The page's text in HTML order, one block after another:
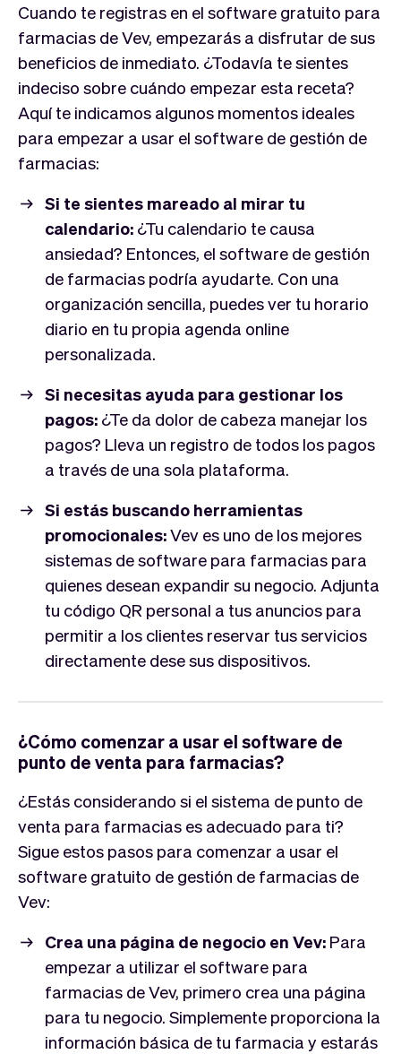
Cuando te registras en el software gratuito para
farmacias de Vev, empezarás a disfrutar de sus
beneficios de inmediato. ¿Todavía te sientes
indeciso sobre cuándo empezar esta receta?
Aquí te indicamos algunos momentos ideales
para empezar a usar el software de gestión de
farmacias:
Si te sientes mareado al mirar tu
calendario: ¿Tu calendario te causa
ansiedad? Entonces, el software de gestión
de farmacias podría ayudarte. Con una
organización sencilla, puedes ver tu horario
diario en tu propia agenda online
personalizada.
Si necesitas ayuda para gestionar los
pagos: ¿Te da dolor de cabeza manejar los
pagos? Lleva un registro de todos los pagos
a través de una sola plataforma.
Si estás buscando herramientas
promocionales:Vev es uno de los mejores
sistemas de software para farmacias para
quienes desean expandir su negocio. Adjunta
tu código QR personal a tus anuncios para
permitir a los clientes reservar tus servicios
directamente dese sus dispositivos.
¿Cómo comenzar a usar el software de
punto de venta para farmacias?
¿Estás considerando si el sistema de punto de
venta para farmacias es adecuado para ti?
Sigue estos pasos para comenzar a usar el
software gratuito de gestión de farmacias de
Vev:
Crea una página de negocio en Vev: Para
empezar a utilizar el software para
farmacias de Vev, primero crea una página
para tu negocio. Simplemente proporciona la
información básica de tu farmacia y estarás